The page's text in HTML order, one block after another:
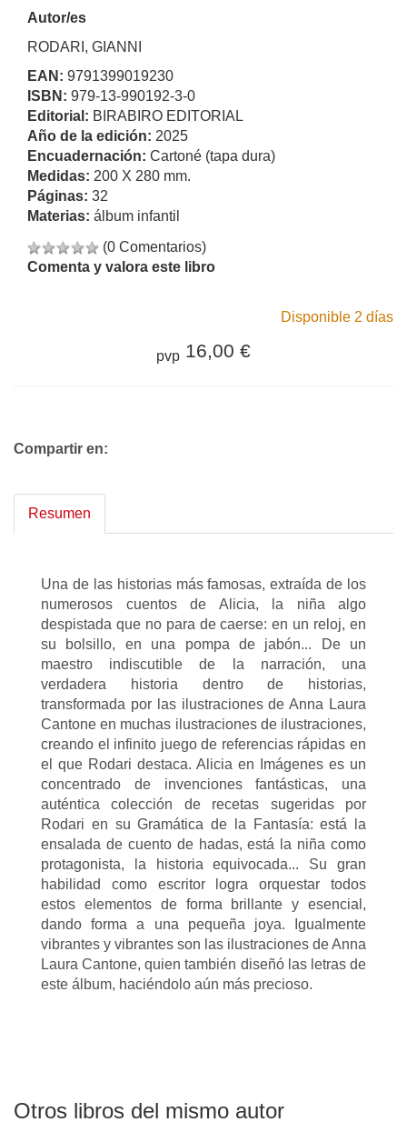
Autor/es
RODARI, GIANNI
EAN: 9791399019230
ISBN: 979-13-990192-3-0
Editorial: BIRABIRO EDITORIAL
Año de la edición: 2025
Encuadernación: Cartoné (tapa dura)
Medidas: 200 X 280 mm.
Páginas: 32
Materias: álbum infantil
(0 Comentarios)
Comenta y valora este libro
Disponible 2 días
pvp 16,00 €
Compartir en:
Resumen
Una de las historias más famosas, extraída de los
numerosos cuentos de Alicia, la niña algo
despistada que no para de caerse: en un reloj, en
su bolsillo, en una pompa de jabón... De un
maestro indiscutible de la narración, una
verdadera historia dentro de historias,
transformada por las ilustraciones de Anna Laura
Cantone en muchas ilustraciones de ilustraciones,
creando el infinito juego de referencias rápidas en
el que Rodari destaca. Alicia en Imágenes es un
concentrado de invenciones fantásticas, una
auténtica colección de recetas sugeridas por
Rodari en su Gramática de la Fantasía: está la
ensalada de cuento de hadas, está la niña como
protagonista, la historia equivocada... Su gran
habilidad como escritor logra orquestar todos
estos elementos de forma brillante y esencial,
dando forma a una pequeña joya. Igualmente
vibrantes y vibrantes son las ilustraciones de Anna
Laura Cantone, quien también diseñó las letras de
este álbum, haciéndolo aún más precioso.
Otros libros del mismo autor